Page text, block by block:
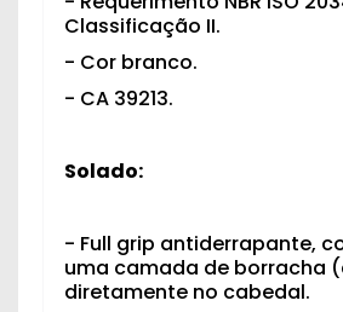
Classificação II.
- Cor branco.
- CA 39213.
Solado:
- Full grip antiderrapante,
uma camada de borracha
diretamente no cabedal.